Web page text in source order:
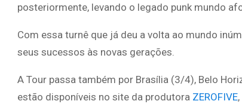
posteriormente, levando o legado punk mundo
Com essa turnê que já deu a volta ao mundo
seus sucessos às novas gerações.
A Tour passa também por Brasília (3/4), Belo
estão disponíveis no site da produtora ZEROFIVE